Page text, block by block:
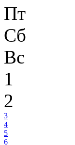
Пт
Сб
Вс
1
2
3
4
5
6